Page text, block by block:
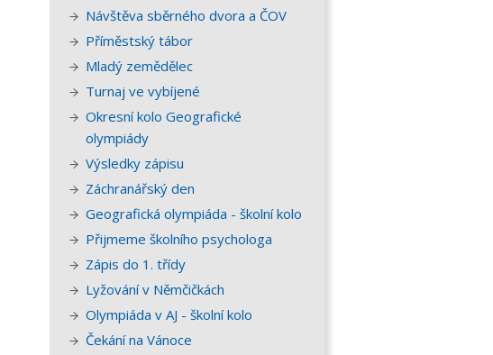
Návštěva sběrného dvora a ČOV
Příměstský tábor
Mladý zemědělec
Turnaj ve vybíjené
Okresní kolo Geografické
olympiády
Výsledky zápisu
Záchranářský den
Geografická olympiáda - školní kolo
Přijmeme školního psychologa
Zápis do 1. třídy
Lyžování v Němčičkách
Olympiáda v AJ - školní kolo
Čekání na Vánoce